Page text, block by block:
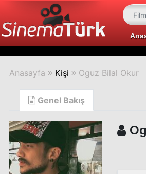
Anasayfa Kişi Oguz Bilal Okur
Genel Bakış